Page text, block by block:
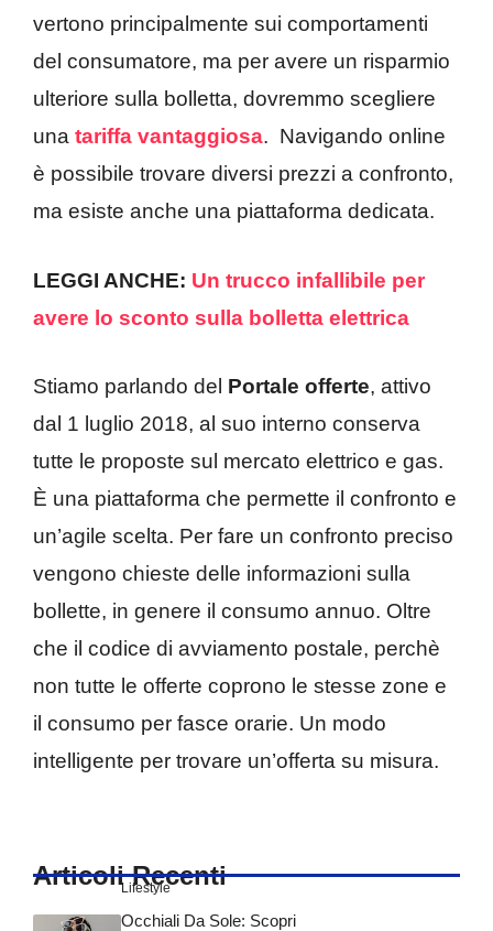
vertono principalmente sui comportamenti
del consumatore, ma per avere un risparmio
ulteriore sulla bolletta, dovremmo scegliere
una tariffa vantaggiosa. Navigando online
è possibile trovare diversi prezzi a confronto,
ma esiste anche una piattaforma dedicata.
LEGGI ANCHE: Un trucco infallibile per
avere lo sconto sulla bolletta elettrica
Stiamo parlando del Portale offerte, attivo
dal 1 luglio 2018, al suo interno conserva
tutte le proposte sul mercato elettrico e gas.
È una piattaforma che permette il confronto e
un’agile scelta. Per fare un confronto preciso
vengono chieste delle informazioni sulla
bollette, in genere il consumo annuo. Oltre
che il codice di avviamento postale, perchè
non tutte le offerte coprono le stesse zone e
il consumo per fasce orarie. Un modo
intelligente per trovare un’offerta su misura.
Articoli Recenti
Lifestyle
Occhiali Da Sole: Scopri